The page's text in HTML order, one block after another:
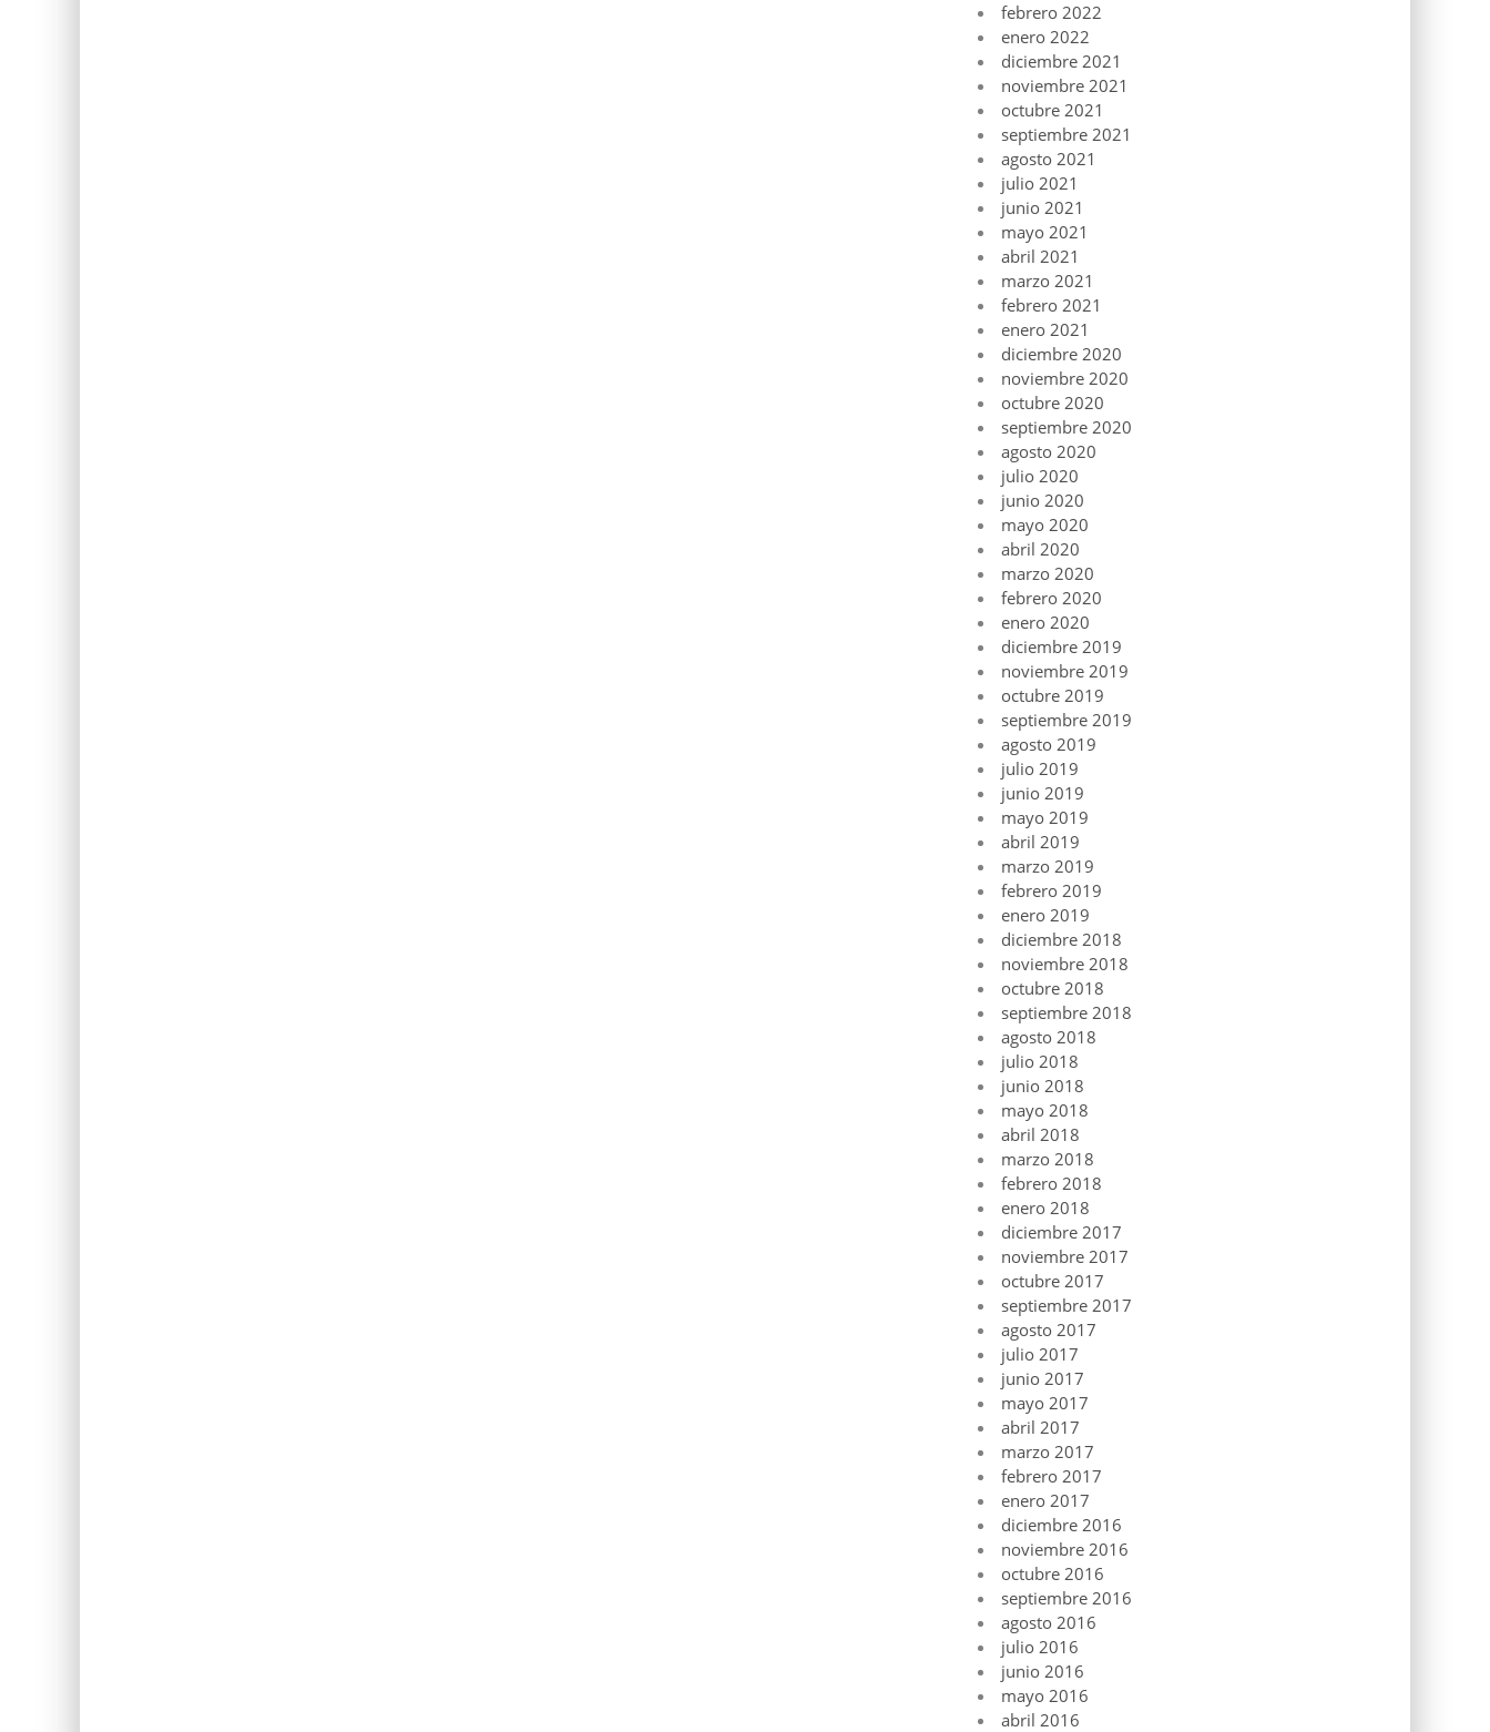
febrero 2022
enero 2022
diciembre 2021
noviembre 2021
octubre 2021
septiembre 2021
agosto 2021
julio 2021
junio 2021
mayo 2021
abril 2021
marzo 2021
febrero 2021
enero 2021
diciembre 2020
noviembre 2020
octubre 2020
septiembre 2020
agosto 2020
julio 2020
junio 2020
mayo 2020
abril 2020
marzo 2020
febrero 2020
enero 2020
diciembre 2019
noviembre 2019
octubre 2019
septiembre 2019
agosto 2019
julio 2019
junio 2019
mayo 2019
abril 2019
marzo 2019
febrero 2019
enero 2019
diciembre 2018
noviembre 2018
octubre 2018
septiembre 2018
agosto 2018
julio 2018
junio 2018
mayo 2018
abril 2018
marzo 2018
febrero 2018
enero 2018
diciembre 2017
noviembre 2017
octubre 2017
septiembre 2017
agosto 2017
julio 2017
junio 2017
mayo 2017
abril 2017
marzo 2017
febrero 2017
enero 2017
diciembre 2016
noviembre 2016
octubre 2016
septiembre 2016
agosto 2016
julio 2016
junio 2016
mayo 2016
abril 2016